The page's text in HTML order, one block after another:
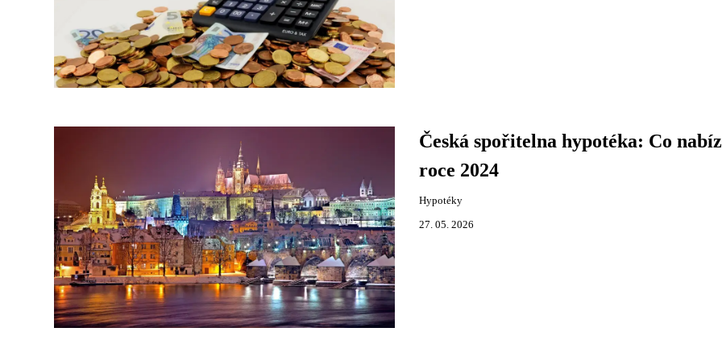
Česká spořitelna hypotéka: Co
roce 2024
Hypotéky
27. 05. 2026